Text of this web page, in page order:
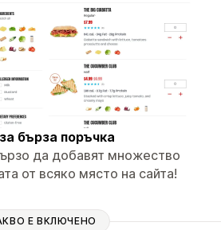
бърза поръчка
да добавят множество
от всяко място на сайта!
Е ВКЛЮЧЕНО